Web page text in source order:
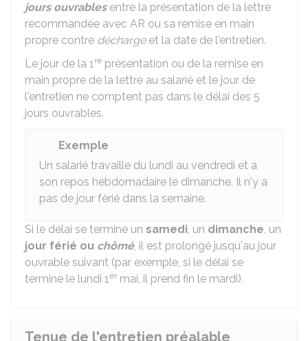
jours ouvrablesentre la présentation de la lettre
recommandée avec AR ou sa remise en main
propre contre déchargeet la date de l'entretien.
Le jour de la 1re présentation ou de la remise en
main propre de la lettre au salarié et le jour de
l'entretien ne comptent pas dans le délai des 5
jours ouvrables.
Exemple
Un salarié travaille du lundi au vendredi et a
son repos hebdomadaire le dimanche. Il n'y a
pas de jour férié dans la semaine.
Si le délai se termine un samedi, un dimanche, un
jour férié ou chômé, il est prolongé jusqu'au jour
ouvrable suivant (par exemple, si le délai se
termine le lundi 1er mai, il prend fin le mardi).
Tenue de l'entretien préalable